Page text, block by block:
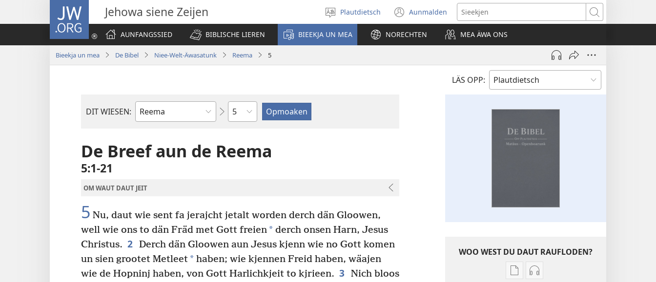
JW.ORG Jehowa siene Zeijen
Wäl
eene
Sproak
ut
Plautdietsch Aunmalden
(opens
new
window)
Sieekjen
AUNFANGSSIED
BIBLISCHE LIEREN BIEEKJA UN MEA NORECHTEN MEA ÄWA ONS
Bieekja un mea De Bibel Niee-Welt-Äwasatunk Reema 5
LÄS OPP:
DIT WIESEN:
Bibelbuak
Kapitel
De Breef aun de Reema
5:1-21
OM WAUT DAUT JEIT
5 Nu, daut wie sent fa jerajcht jetalt worden derch dän Gloowen,
well wie ons to dän Fräd met Gott freien* derch onsen Harn, Jesus
Christus. 2 Derch dän Gloowen aun Jesus kjenn wie no Gott komen
un sien grootet Metleet* haben; wie kjennen Freid haben, wäajen
wie de Hopninj haben, von Gott Harlichkjeit to kjrieen. 3
Nich bloos
WOO WEST DU DAUT RAUFLODEN?
RauflodenRaufloden